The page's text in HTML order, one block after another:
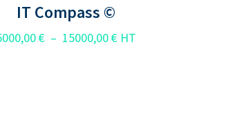
IT Compass ©
€ – 15000,00€Plage
HT